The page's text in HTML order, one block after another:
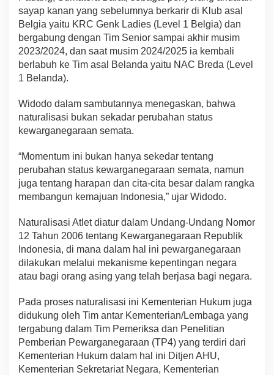
sayap kanan yang sebelumnya berkarir di Klub asal
Belgia yaitu KRC Genk Ladies (Level 1 Belgia) dan
bergabung dengan Tim Senior sampai akhir musim
2023/2024, dan saat musim 2024/2025 ia kembali
berlabuh ke Tim asal Belanda yaitu NAC Breda (Level
1 Belanda).
Widodo dalam sambutannya menegaskan, bahwa
naturalisasi bukan sekadar perubahan status
kewarganegaraan semata.
“Momentum ini bukan hanya sekedar tentang
perubahan status kewarganegaraan semata, namun
juga tentang harapan dan cita-cita besar dalam rangka
membangun kemajuan Indonesia,” ujar Widodo.
Naturalisasi Atlet diatur dalam Undang-Undang Nomor
12 Tahun 2006 tentang Kewarganegaraan Republik
Indonesia, di mana dalam hal ini pewarganegaraan
dilakukan melalui mekanisme kepentingan negara
atau bagi orang asing yang telah berjasa bagi negara.
Pada proses naturalisasi ini Kementerian Hukum juga
didukung oleh Tim antar Kementerian/Lembaga yang
tergabung dalam Tim Pemeriksa dan Penelitian
Pemberian Pewarganegaraan (TP4) yang terdiri dari
Kementerian Hukum dalam hal ini Ditjen AHU,
Kementerian Sekretariat Negara, Kementerian